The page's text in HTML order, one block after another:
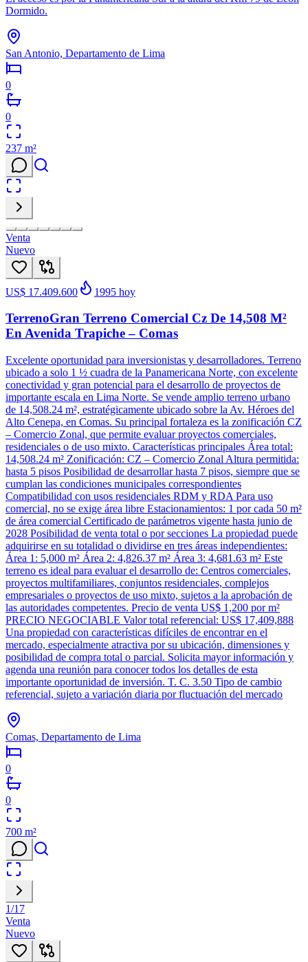
Dormido.
San Antonio, Departamento de Lima
0
0
237 m²
Venta
Nuevo
US$ 17.409.600 1995 hoy
TerrenoGran Terreno Comercial Cz De 14,508 M²
En Avenida Trapiche – Comas
Excelente oportunidad para inversionistas y desarrolladores. Terreno
ubicado a solo 1 ½ cuadra de la Panamericana Norte, con excelente
conectividad y gran potencial para el desarrollo de proyectos de
importante escala en Lima Norte. Se vende amplio terreno urbano
de 14,508.24 m², estratégicamente ubicado sobre la Av. Héroes del
Alto Cenepa, en Comas. Su principal fortaleza es la zonificación CZ
– Comercio Zonal, que permite evaluar proyectos comerciales,
residenciales o de uso mixto. Características principales Área total:
14,508.24 m² Zonificación: CZ – Comercio Zonal Altura permitida:
hasta 5 pisos Posibilidad de desarrollar hasta 7 pisos, siempre que se
cumplan las condiciones municipales correspondientes
Compatibilidad con usos residenciales RDM y RDA Para uso
comercial, no se exige área libre Estacionamientos: 1 por cada 50 m²
de área comercial Certificado de parámetros vigente hasta junio de
2028 Posibilidad de venta total o por secciones La propiedad puede
adquirirse en su totalidad o dividirse en tres áreas independientes:
Área 1: 5,000 m² Área 2: 4,826.37 m² Área 3: 4,681.63 m² Este
terreno es ideal para evaluar el desarrollo de: Centros comerciales,
proyectos multifamiliares, conjuntos residenciales, complejos
empresariales o proyectos de uso mixto, sujetos a la aprobación de
las autoridades competentes. Precio de venta US$ 1,200 por m²
PRECIO NEGOCIABLE Valor total referencial: US$ 17,409,888
Una propiedad con características difíciles de encontrar en el
mercado, especialmente atractiva por su ubicación, dimensiones y
posibilidad de compra total o parcial. Solicita mayor información y
agenda una reunión para conocer todos los detalles de esta
importante oportunidad de inversión. T. C. 3.50 Tipo de cambio
referencial, sujeto a variación diaria por fluctuación del mercado
Comas, Departamento de Lima
0
0
700 m²
1/17
Venta
Nuevo